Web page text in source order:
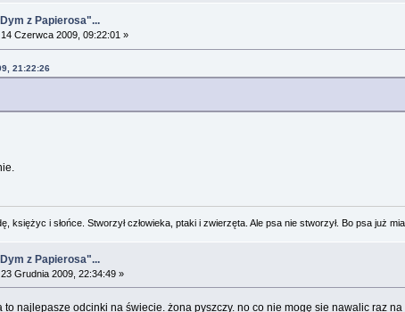
z Papierosa"...
14 Czerwca 2009, 09:22:01 »
21:22:26
księżyc i słońce. Stworzył człowieka, ptaki i zwierzęta. Ale psa nie stworzył. Bo psa już
z Papierosa"...
23 Grudnia 2009, 22:34:49 »
to najlepasze odcinki na świecie. żona pyszczy. no co nie mogę sie nawalic raz